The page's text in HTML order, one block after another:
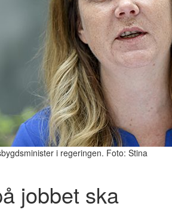
i regeringen. Foto: Stina
jobbet ska